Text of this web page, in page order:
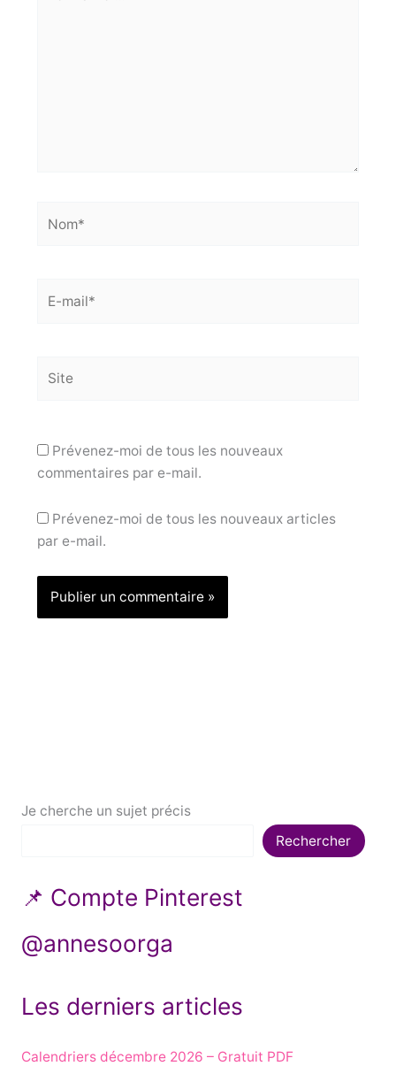
mail*
Prévenez-moi de tous les nouveaux
commentaires par e-mail.
Prévenez-moi de tous les nouveaux articles
par e-mail.
Je cherche un sujet précis
Rechercher
📌 Compte Pinterest
@annesoorga
Les derniers articles
Calendriers décembre 2026 – Gratuit PDF